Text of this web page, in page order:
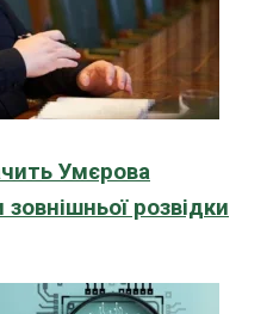
Умєрова
розвідки